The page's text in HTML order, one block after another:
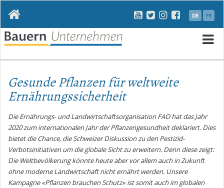
DE FR
Gesunde Pflanzen für weltweite
Ernährungssicherheit
Die Ernährungs- und Landwirtschaftsorganisation FAO hat das Jahr
2020 zum internationalen Jahr der Pflanzengesundheit deklariert. Dies
bietet die Chance, die Schweizer Diskussion zu den Pestizid-
Verbotsinitiativen um die globale Sicht zu erweitern. Denn diese zeigt:
Die Weltbevölkerung könnte heute aber vor allem auch in Zukunft
ohne moderne Landwirtschaft nicht ernährt werden. Unsere
Kampagne «Pflanzen brauchen Schutz» ist somit auch im globalen